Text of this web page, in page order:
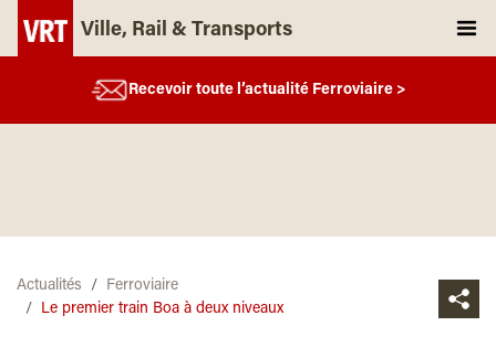
Ville, Rail & Transports
Recevoir toute l’actualité Ferroviaire >
Actualités
Ferroviaire
Le premier train Boa à deux niveaux